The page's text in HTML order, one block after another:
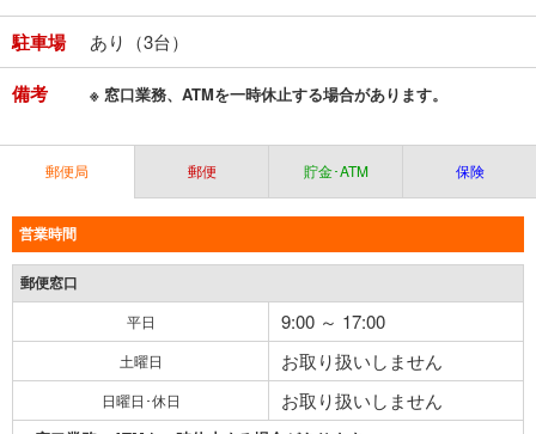
駐車場 あり（3台）
備考 ※ 窓口業務、ATMを一時休止する場合があります。
郵便局 郵便 貯金･ATM 保険
営業時間
郵便窓口
平日 9:00 ～ 17:00
土曜日 お取り扱いしません
日曜日･休日 お取り扱いしません